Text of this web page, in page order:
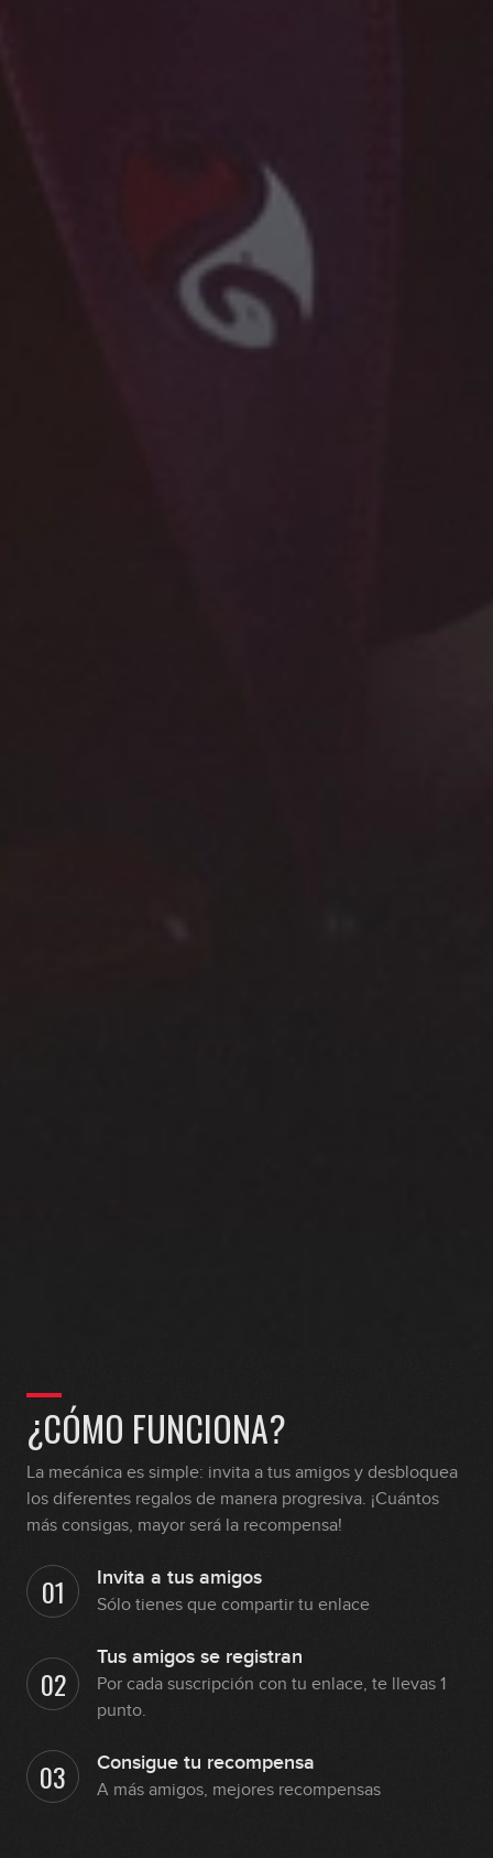
¿CÓMO FUNCIONA?
La mecánica es simple: invita a tus amigos y desbloquea
los diferentes regalos de manera progresiva. ¡Cuántos
más consigas, mayor será la recompensa!
01 Invita a tus amigos
Sólo tienes que compartir tu enlace
02
Tus amigos se registran
Por cada suscripción con tu enlace, te llevas 1
punto.
03 Consigue tu recompensa
A más amigos, mejores recompensas